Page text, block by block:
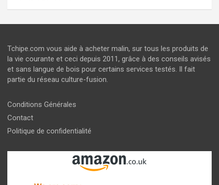
Tchipe.com vous aide à acheter malin, sur tous les produits de
la vie courante et ceci depuis 2011, grâce à des conseils avisés
et sans langue de bois pour certains services testés. Il fait
partie du réseau culture-fusion.
Conditions Générales
Contact
Politique de confidentialité